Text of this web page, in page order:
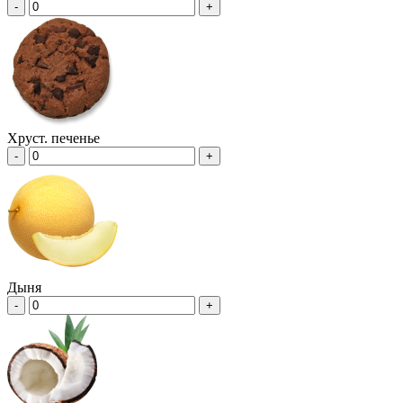
- +
Хруст. печенье
- +
Дыня
- +